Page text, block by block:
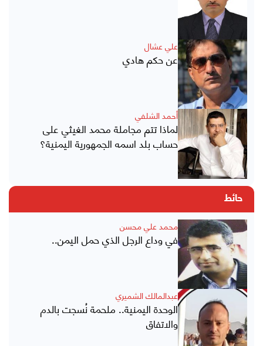
علي عشال
عن حكم هادي
أحمد الشلفي
لماذا تتم مجاملة محمد الغيثي على
حساب بلد اسمه الجمهورية اليمنية؟
حائط
محمد علي محسن
في وداع الرجل الذي حمل اليمن..
عبدالمالك الشميري
الوحدة اليمنية.. ملحمة نُسجت بالدم
والاتفاق